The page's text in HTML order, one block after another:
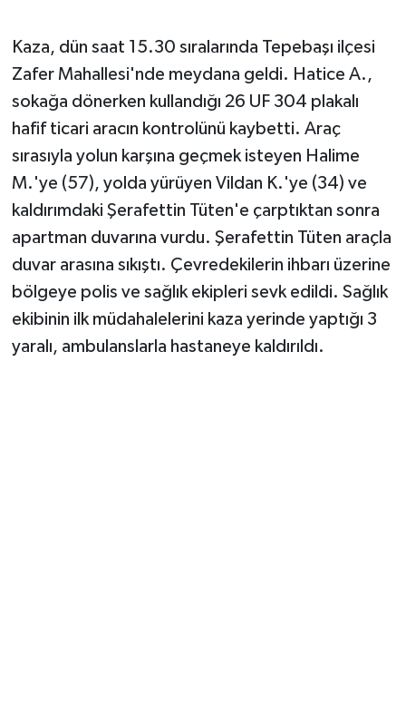
Kaza, dün saat 15.30 sıralarında Tepebaşı ilçesi
Zafer Mahallesi'nde meydana geldi. Hatice A.,
sokağa dönerken kullandığı 26 UF 304 plakalı
hafif ticari aracın kontrolünü kaybetti. Araç
sırasıyla yolun karşına geçmek isteyen Halime
M.'ye (57), yolda yürüyen Vildan K.'ye (34) ve
kaldırımdaki Şerafettin Tüten'e çarptıktan sonra
apartman duvarına vurdu. Şerafettin Tüten araçla
duvar arasına sıkıştı. Çevredekilerin ihbarı üzerine
bölgeye polis ve sağlık ekipleri sevk edildi. Sağlık
ekibinin ilk müdahalelerini kaza yerinde yaptığı 3
yaralı, ambulanslarla hastaneye kaldırıldı.
Seri İlan
Siyaset
Sokak Hayvanlarını Sahiplendirme
Sonsöz Özel
Spor
Vasıta